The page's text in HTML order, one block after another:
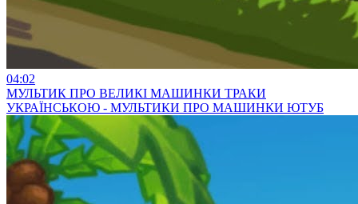
04:02
МУЛЬТИК ПРО ВЕЛИКІ МАШИНКИ ТРАКИ
УКРАЇНСЬКОЮ - МУЛЬТИКИ ПРО МАШИНКИ ЮТУБ